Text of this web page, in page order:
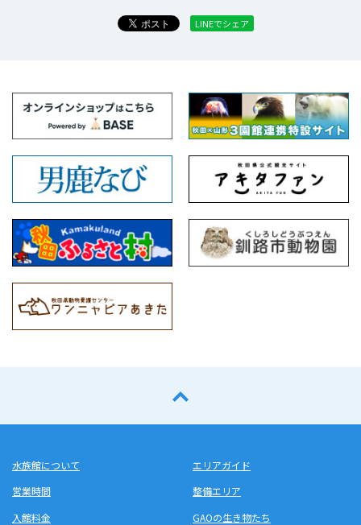
LINEでシェア
水族館について
営業時間
入館料金
エリアガイド
整備エリア
GAOの生き物たち